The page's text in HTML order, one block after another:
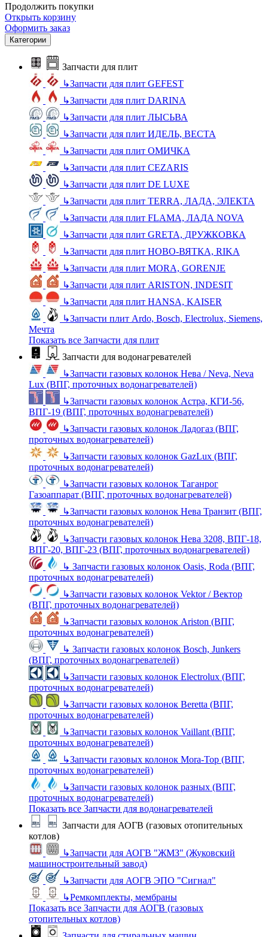
Продолжить покупки
Открыть корзину
Оформить заказ
Категории
Запчасти для плит
↳Запчасти для плит GEFEST
↳Запчасти для плит DARINA
↳Запчасти для плит ЛЫСЬВА
↳Запчасти для плит ИДЕЛЬ, ВЕСТА
↳Запчасти для плит ОМИЧКА
↳Запчасти для плит CEZARIS
↳Запчасти для плит DE LUXE
↳Запчасти для плит TERRA, ЛАДА, ЭЛЕКТА
↳Запчасти для плит FLAMA, ЛАДА NOVA
↳Запчасти для плит GRETA, ДРУЖКОВКА
↳Запчасти для плит НОВО-ВЯТКА, RIKA
↳Запчасти для плит MORA, GORENJE
↳Запчасти для плит ARISTON, INDESIT
↳Запчасти для плит HANSA, KAISER
↳Запчасти плит Ardo, Bosch, Electrolux, Siemens,
Мечта
Показать все Запчасти для плит
Запчасти для водонагревателей
↳Запчасти газовых колонок Нева / Neva, Neva
Lux (ВПГ, проточных водонагревателей)
↳Запчасти газовых колонок Астра, КГИ-56,
ВПГ-19 (ВПГ, проточных водонагревателей)
↳Запчасти газовых колонок Ладогаз (ВПГ,
проточных водонагревателей)
↳Запчасти газовых колонок GazLux (ВПГ,
проточных водонагревателей)
↳Запчасти газовых колонок Таганрог
Газоаппарат (ВПГ, проточных водонагревателей)
↳Запчасти газовых колонок Нева Транзит (ВПГ,
проточных водонагревателей)
↳Запчасти газовых колонок Нева 3208, ВПГ-18,
ВПГ-20, ВПГ-23 (ВПГ, проточных водонагревателей)
↳ Запчасти газовых колонок Oasis, Roda (ВПГ,
проточных водонагревателей)
↳Запчасти газовых колонок Vektor / Вектор
(ВПГ, проточных водонагревателей)
↳Запчасти газовых колонок Ariston (ВПГ,
проточных водонагревателей)
↳ Запчасти газовых колонок Bosch, Junkers
(ВПГ, проточных водонагревателей)
↳Запчасти газовых колонок Electrolux (ВПГ,
проточных водонагревателей)
↳Запчасти газовых колонок Beretta (ВПГ,
проточных водонагревателей)
↳Запчасти газовых колонок Vaillant (ВПГ,
проточных водонагревателей)
↳Запчасти газовых колонок Mora-Top (ВПГ,
проточных водонагревателей)
↳Запчасти газовых колонок разных (ВПГ,
проточных водонагревателей)
Показать все Запчасти для водонагревателей
Запчасти для АОГВ (газовых отопительных
котлов)
↳Запчасти для АОГВ "ЖМЗ" (Жуковский
машиностроительный завод)
↳Запчасти для АОГВ ЭПО "Сигнал"
↳Ремкомплекты, мембраны
Показать все Запчасти для АОГВ (газовых
отопительных котлов)